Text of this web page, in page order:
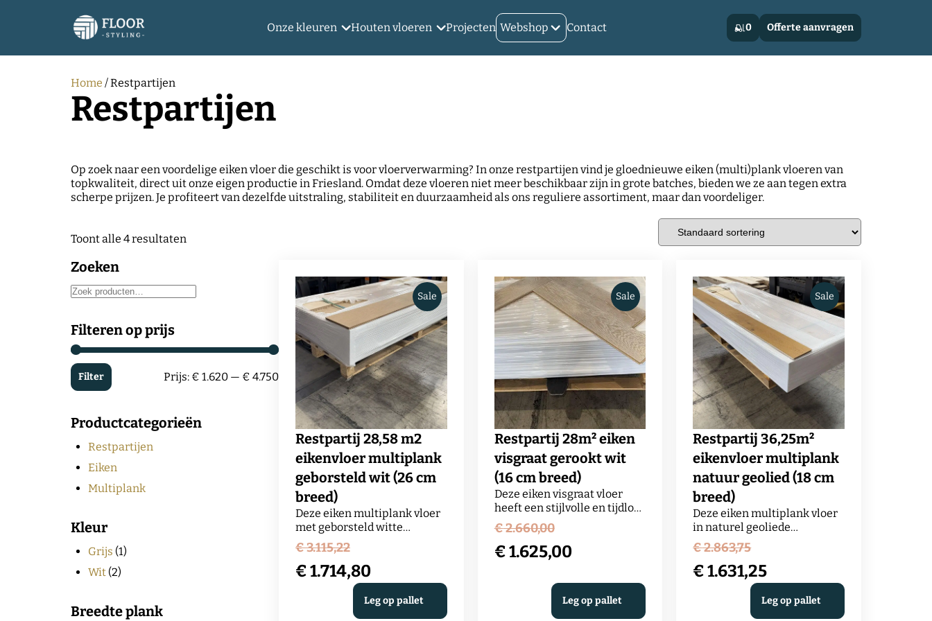
Onze kleuren Houten vloeren Projecten Webshop Contact 0 Offerte aanvragen
Home / Restpartijen
Restpartijen
Op zoek naar een voordelige eiken vloer die geschikt is voor vloerverwarming? In onze restpartijen vind je gloednieuwe eiken (multi)plank vloeren van
topkwaliteit, direct uit onze eigen productie in Friesland. Omdat deze vloeren niet meer beschikbaar zijn in grote batches, bieden we ze aan tegen extra
scherpe prijzen. Je profiteert van dezelfde uitstraling, stabiliteit en duurzaamheid als ons reguliere assortiment, maar dan voordeliger.
Toont alle 4 resultaten
Zoeken
Zoeken
Filteren op prijs
Min.
Max.
Filter Prijs: € 1.620 — € 4.750
Productcategorieën
Restpartijen
Eiken
Multiplank
Kleur
Grijs (1)
Wit (2)
Breedte plank
Sale
Restpartij 28,58 m2
eikenvloer multiplank
geborsteld wit (26 cm
breed)
Deze eiken multiplank vloer
met geborsteld witte
afwerking heeft een frisse,
moderne uitstraling waarbij
de natuurlijke houtstructuur
extra wordt geaccentueerd.
Door het borstelen komen
nerf en tekening duidelijk
€3.115,22Oorspronkelijke
prijs
was:
€ 3.115,22.
€1.714,80
Huidige
Leg op pallet
Sale
Restpartij 28m² eiken
visgraat gerookt wit
(16 cm breed)
Deze eiken visgraat vloer
heeft een stijlvolle en tijdloze
uitstraling waarbij het
karakter van het eikenhout
prachtig naar voren komt.
Het klassieke
een luxe en sfeervol effect,
terwijl het formaat verfijnde
€2.660,00Oorspronkelijke
prijs
€ 2.660,00.
€1.625,00
Leg op pallet
Sale
Restpartij 36,25m²
eikenvloer multiplank
natuur geolied (18 cm
breed)
Deze eiken multiplank vloer
in naturel geoliede
afwerking heeft een warme,
rustige uitstraling en is
dankzij de stabiele opbouw
uitstekend geschikt voor
vloerverwarming. De
planken van 18 cm breed
€2.863,75Oorspronkelijke
prijs
was:
€ 2.863,75.
€1.631,25
Huidige
Leg op pallet